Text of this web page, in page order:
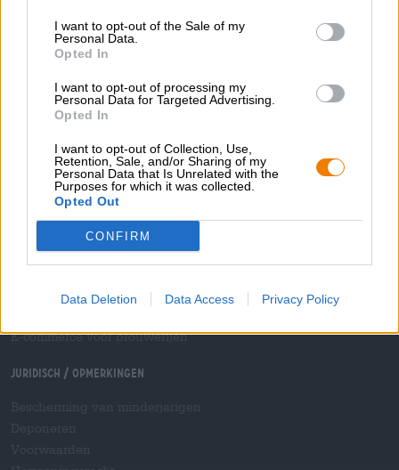
I want to opt-out of the Sale of my
Personal Data.
Opted In
I want to opt-out of processing my
Personal Data for Targeted Advertising.
Opted In
I want to opt-out of Collection, Use,
Retention, Sale, and/or Sharing of my
Personal Data that Is Unrelated with the
Purposes for which it was collected.
Opted Out
CONFIRM
Data Deletion Data Access Privacy Policy
Wij helpen u
Betalingsmethoden
Scheepvaart / Internationaal
Bierothek®- Partner
Zakelijke klanten
Opname in het Bierothek-assortiment
Accijnsplatform
E-commerce voor brouwerijen
Juridisch / Opmerkingen